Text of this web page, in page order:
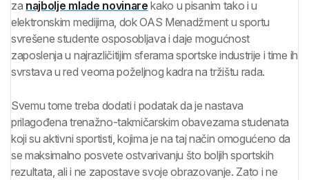
za najbolje mlade novinare kako u pisanim tako i u
elektronskim medijima, dok OAS Menadžment u sportu
svrešene studente osposobljava i daje mogućnost
zaposlenja u najrazličitijim sferama sportske industrije i time ih
svrstava u red veoma poželjnog kadra na tržištu rada.
Svemu tome treba dodati i podatak da je nastava
prilagođena trenažno-takmičarskim obavezama studenata
koji su aktivni sportisti, kojima je na taj način omogućeno da
se maksimalno posvete ostvarivanju što boljih sportskih
rezultata, ali i ne zapostave svoje obrazovanje. Zato i ne